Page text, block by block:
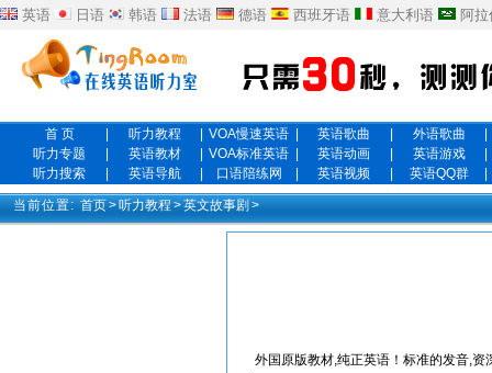
英语 日语 韩语 法语 德语 西班牙语 意大利语 阿
首 页 听力教程 VOA慢速英语 英语歌曲 外语歌曲
听力专题
英语教材 VOA标准英语 英语动画 英语游戏
听力搜索
英语导航 口语陪练网 英语视频 英语QQ群
当前位置: 首页>听力教程 >英文故事剧 >
外国原版教材,纯正英语！标准的发音,